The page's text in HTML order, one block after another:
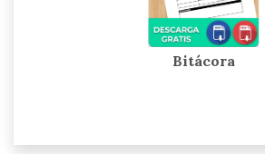
Bitácora